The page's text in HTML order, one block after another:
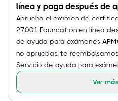
línea y paga después de
Aprueba el examen de
27001 Foundation en línea
de ayuda para exámenes
no apruebas, te
Servicio de ayuda para
Ver más